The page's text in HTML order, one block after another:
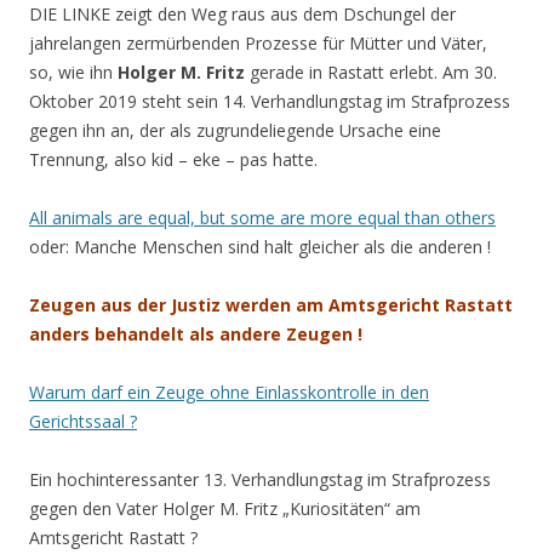
DIE LINKE zeigt den Weg raus aus dem Dschungel der
jahrelangen zermürbenden Prozesse für Mütter und Väter,
so, wie ihn Holger M. Fritz gerade in Rastatt erlebt. Am 30.
Oktober 2019 steht sein 14. Verhandlungstag im Strafprozess
gegen ihn an, der als zugrundeliegende Ursache eine
Trennung, also kid – eke – pas hatte.
All animals are equal, but some are more equal than others
oder: Manche Menschen sind halt gleicher als die anderen !
Zeugen aus der Justiz werden am Amtsgericht Rastatt
anders behandelt als andere Zeugen !
Warum darf ein Zeuge ohne Einlasskontrolle in den
Gerichtssaal ?
Ein hochinteressanter 13. Verhandlungstag im Strafprozess
gegen den Vater Holger M. Fritz „Kuriositäten“ am
Amtsgericht Rastatt ?